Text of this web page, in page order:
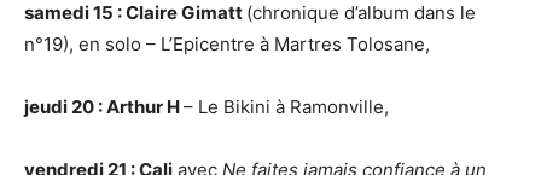
samedi 15 : Claire Gimatt (chronique d’album dans le
n°19), en solo – L’Epicentre à Martres Tolosane,
jeudi 20 : Arthur H– Le Bikini à Ramonville,
vendredi 21 : Cali avec Ne faites jamais confiance à un